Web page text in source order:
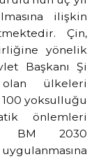
ilişkin
Çin,
yönelik
Başkanı Şi
ülkeleri
yoksulluğu
önlemleri
BM 2030